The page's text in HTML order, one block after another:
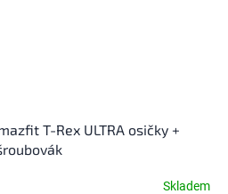
T-Rex ULTRA osičky +
Skladem